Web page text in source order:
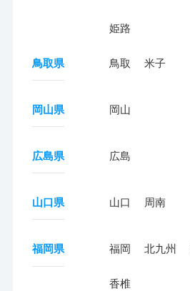
姫路
鳥取県 鳥取 米子
岡山県 岡山
広島県 広島
山口県 山口 周南
福岡県 福岡 北九州
香椎